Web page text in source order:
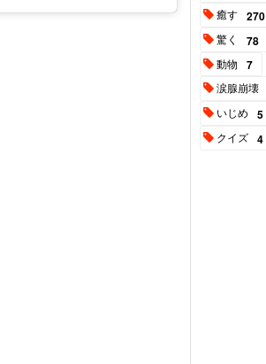
癒す 270
驚く 78
動物 7
涙腺崩壊
いじめ 5
クイズ 4